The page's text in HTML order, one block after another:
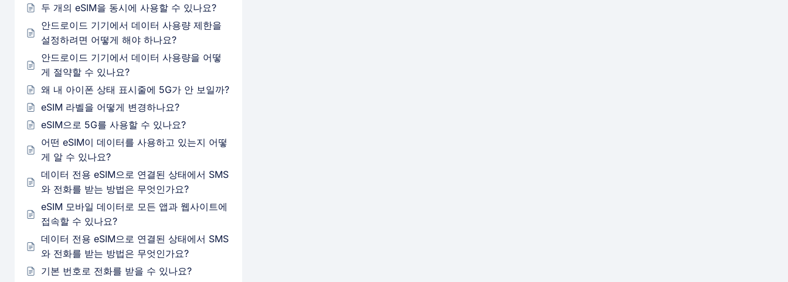
두 개의 eSIM을 동시에 사용할 수 있나요?
안드로이드 기기에서 데이터 사용량 제한을
설정하려면 어떻게 해야 하나요?
안드로이드 기기에서 데이터 사용량을 어떻
게 절약할 수 있나요?
왜 내 아이폰 상태 표시줄에 5G가 안 보일까?
eSIM 라벨을 어떻게 변경하나요?
eSIM으로 5G를 사용할 수 있나요?
어떤 eSIM이 데이터를 사용하고 있는지 어떻
게 알 수 있나요?
데이터 전용 eSIM으로 연결된 상태에서 SMS
와 전화를 받는 방법은 무엇인가요?
eSIM 모바일 데이터로 모든 앱과 웹사이트에
접속할 수 있나요?
데이터 전용 eSIM으로 연결된 상태에서 SMS
와 전화를 받는 방법은 무엇인가요?
기본 번호로 전화를 받을 수 있나요?